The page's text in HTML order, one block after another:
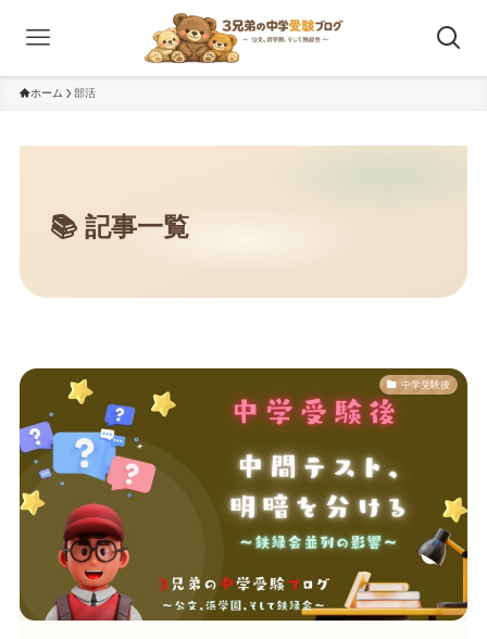
ホーム 部活
中学受験後